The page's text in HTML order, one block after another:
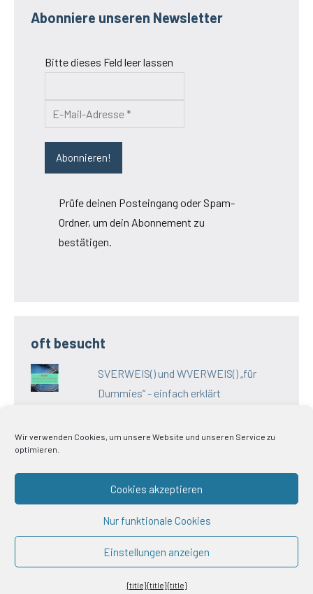
Abonniere unseren Newsletter
Bitte dieses Feld leer lassen
Prüfe deinen Posteingang oder Spam-
Ordner, um dein Abonnement zu
bestätigen.
oft besucht
SVERWEIS() und WVERWEIS() „für
Dummies“ - einfach erklärt
Impressum
Datenschutz
Allgemeine
Wir verwenden Cookies, um unsere Website und unseren Service zu
optimieren.
Cookies akzeptieren
Nur funktionale Cookies
Einstellungen anzeigen
{title}{title}{title}